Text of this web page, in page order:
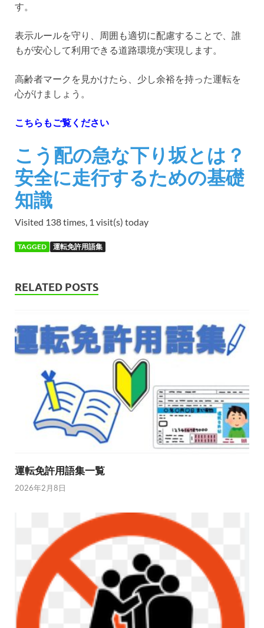
す。
表示ルールを守り、周囲も適切に配慮することで、誰
もが安心して利用できる道路環境が実現します。
高齢者マークを見かけたら、少し余裕を持った運転を
心がけましょう。
こちらもご覧ください
こう配の急な下り坂とは？
安全に走行するための基礎
知識
Visited 138 times, 1 visit(s) today
TAGGED 運転免許用語集
RELATED POSTS
運転免許用語集一覧
2026年2月8日